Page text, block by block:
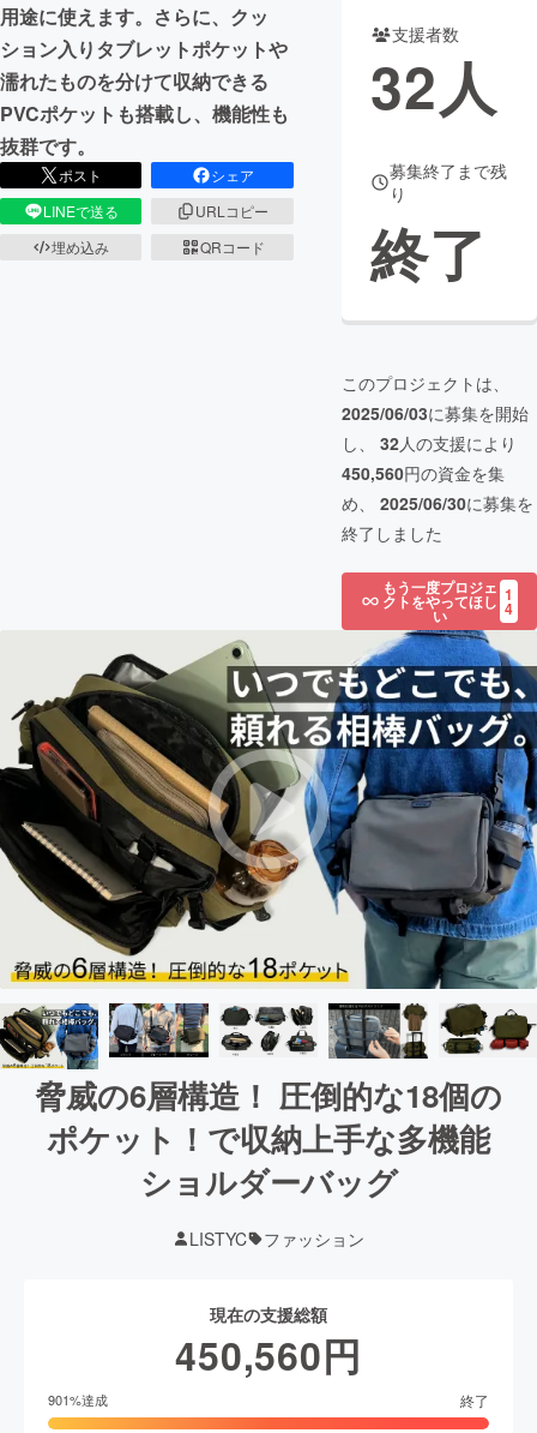
用途に使えます。さらに、クッ
ション入りタブレットポケットや
濡れたものを分けて収納できる
PVCポケットも搭載し、機能性も
抜群です。
ポスト
シェア
LINEで送る
URLコピー
埋め込み
QRコード
支援者数
32人
募集終了まで残
り
終了
このプロジェクトは、
2025/06/03に募集を開始
し、 32人の支援により
450,560円の資金を集
め、 2025/06/30に募集を
終了しました
もう一度プロジェ
クトをやってほし
い
1
4
脅威の6層構造！ 圧倒的な18個の
ポケット！で収納上手な多機能
ショルダーバッグ
LISTYC ファッション
現在の支援総額
450,560円
901%達成 終了